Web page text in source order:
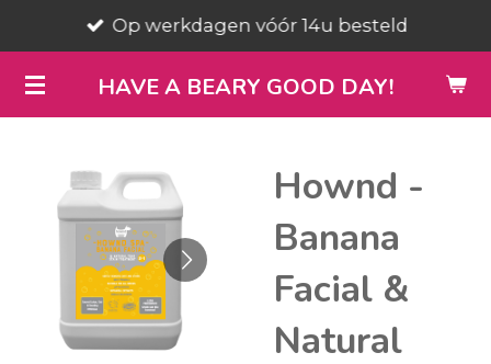
direct
naar
de
HAVE A BEARY GOOD DAY!
Op werkdagen vóór 14u besteld
Hownd -
Banana
Facial &
Natural